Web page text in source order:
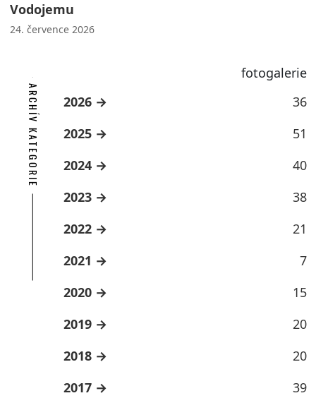
Vodojemu
24. července 2026
fotogalerie
ARCHÍV KATEGORIE 2026
36
2025
51
2024
40
2023
38
2022
21
2021
7
2020
15
2019
20
2018
20
2017
39